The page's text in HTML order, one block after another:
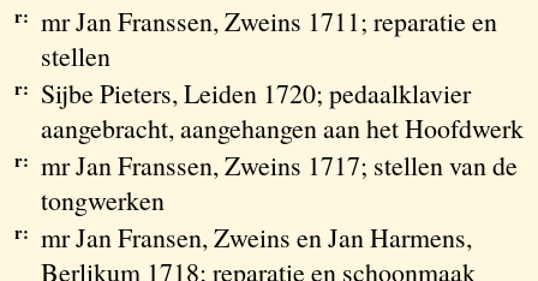
r: mr Jan Franssen, Zweins 1711; reparatie en
stellen
r: Sijbe Pieters, Leiden 1720; pedaalklavier
aangebracht, aangehangen aan het Hoofdwerk
r: mr Jan Franssen, Zweins 1717; stellen van de
tongwerken
r: mr Jan Fransen, Zweins en Jan Harmens,
Berlikum 1718; reparatie en schoonmaak